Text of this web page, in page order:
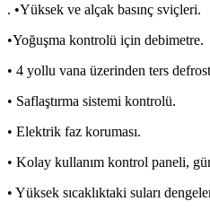
. •Yüksek ve alçak basınç sviçleri.
•Yoğuşma kontrolü için debimetre.
• 4 yollu vana üzerinden ters
• Saflaştırma sistemi kontrolü.
• Elektrik faz koruması.
• Kolay kullanım kontrol paneli,
• Yüksek sıcaklıktaki suları